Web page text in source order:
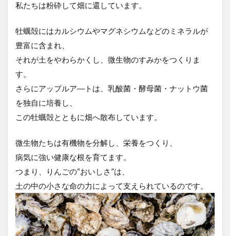
私たちは粉砕して畑に還しています。
牡蠣殻にはカルシウムやマグネシウムなどのミネラルが
豊富に含まれ、
それが土をやわらかくし、微生物のすみかをつくりま
す。
さらにアップルア―トは、乳酸菌・酵母菌・ナットウ菌
を独自に培養し、
この牡蠣殻とともに畑へ散布しています。
微生物たちは有機物を分解し、栄養をつくり、
病気に強い健康な根を育てます。
つまり、りんごの“おいしさ”は、
土の中の小さな命の力によって支えられているのです。